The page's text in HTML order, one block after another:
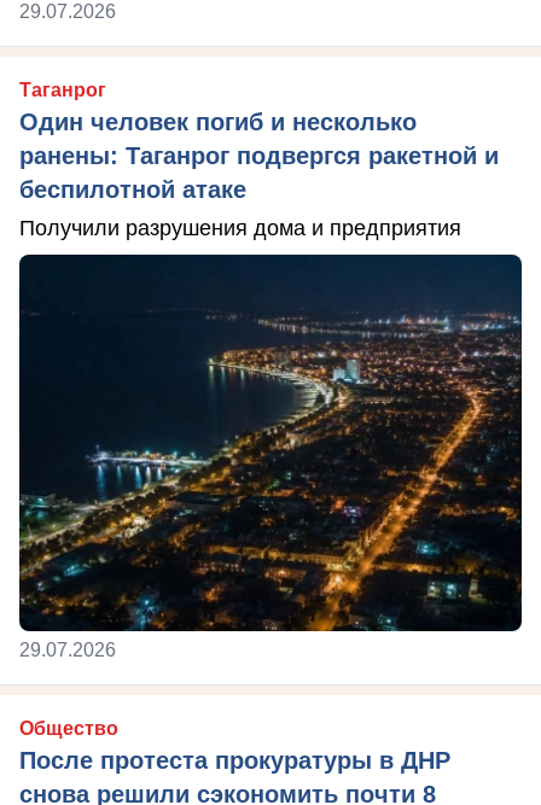
29.07.2026
Таганрог
Один человек погиб и несколько
ранены: Таганрог подвергся ракетной и
беспилотной атаке
Получили разрушения дома и предприятия
29.07.2026
Общество
После протеста прокуратуры в ДНР
снова решили сэкономить почти 8